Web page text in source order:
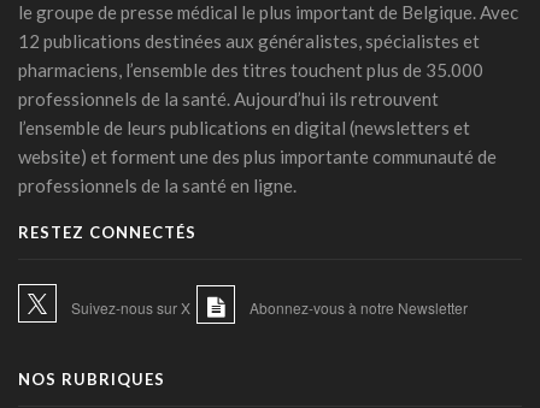
le groupe de presse médical le plus important de Belgique. Avec
12 publications destinées aux généralistes, spécialistes et
pharmaciens, l’ensemble des titres touchent plus de 35.000
professionnels de la santé. Aujourd’hui ils retrouvent
l’ensemble de leurs publications en digital (newsletters et
website) et forment une des plus importante communauté de
professionnels de la santé en ligne.
RESTEZ CONNECTÉS
Suivez-nous sur X Abonnez-vous à notre Newsletter
NOS RUBRIQUES